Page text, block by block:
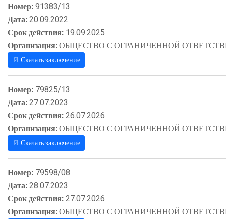
Номер:91383/13
Дата:20.09.2022
Срок действия: 19.09.2025
Организация:ОБЩЕСТВО С ОГРАНИЧЕННОЙ
📄 Скачать заключение
Номер: 79825/13
Дата:27.07.2023
Срок действия:26.07.2026
Организация:ОБЩЕСТВО С ОГРАНИЧЕННОЙ
📄 Скачать заключение
Номер: 79598/08
Дата:28.07.2023
Срок действия:27.07.2026
Организация:ОБЩЕСТВО С ОГРАНИЧЕННОЙ